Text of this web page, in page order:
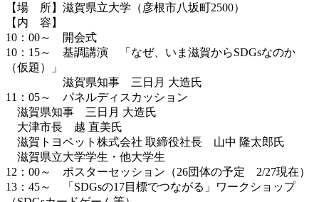
【場 所】滋賀県立大学（彦根市八坂町2500）
【内 容】
10：00～ 開会式
10：15～ 基調講演 「なぜ、いま滋賀からSDGsなのか
（仮題）」
滋賀県知事 三日月 大造氏
11：05～ パネルディスカッション
滋賀県知事 三日月 大造氏
大津市長 越 直美氏
滋賀トヨペット株式会社 取締役社長 山中 隆太郎氏
滋賀県立大学学生・他大学生
12：00～ ポスターセッション（26団体の予定 2/27現在）
13：45～ 「SDGsの17目標でつながる」ワークショップ